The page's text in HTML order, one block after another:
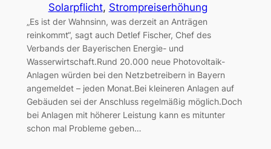
Solarpflicht, Strompreiserhöhung
„Es ist der Wahnsinn, was derzeit an Anträgen
reinkommt“, sagt auch Detlef Fischer, Chef des
Verbands der Bayerischen Energie- und
Wasserwirtschaft.Rund 20.000 neue Photovoltaik-
Anlagen würden bei den Netzbetreibern in Bayern
angemeldet – jeden Monat.Bei kleineren Anlagen auf
Gebäuden sei der Anschluss regelmäßig möglich.Doch
bei Anlagen mit höherer Leistung kann es mitunter
schon mal Probleme geben…